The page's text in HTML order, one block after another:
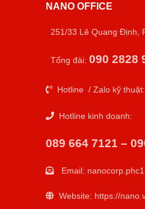
NANO OFFICE
251/33 Lê Quang Định,
Tổng đài: 090 2828
Hotline / Zalo kỹ thuật:
Hotline kinh doanh:
089 664 7121 –
Email:
Website: https://